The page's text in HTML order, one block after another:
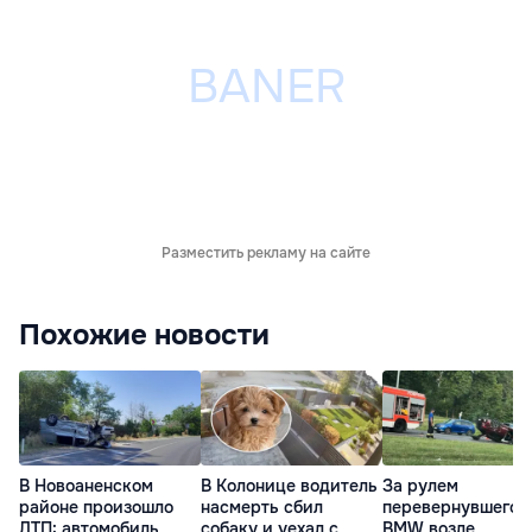
Разместить рекламу на сайте
Похожие новости
В Новоаненском
районе произошло
В Колонице водитель
насмерть сбил
За рулем